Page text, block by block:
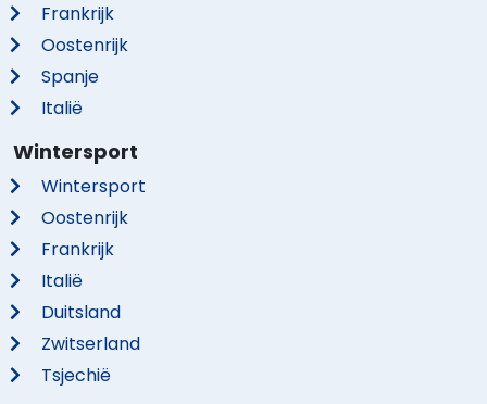
Frankrijk
Oostenrijk
Spanje
Italië
Wintersport
Wintersport
Oostenrijk
Frankrijk
Italië
Duitsland
Zwitserland
Tsjechië